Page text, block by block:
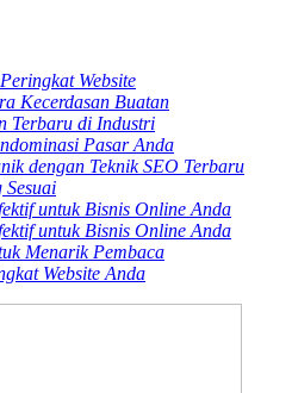
Website
Kecerdasan Buatan
Terbaru di Industri
Pasar Anda
dengan Teknik SEO Terbaru
untuk Bisnis Online Anda
untuk Bisnis Online Anda
Menarik Pembaca
Website Anda